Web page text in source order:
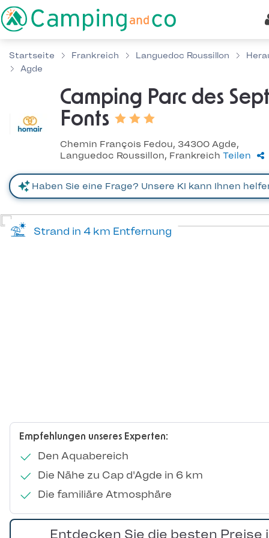
Startseite Frankreich Languedoc Roussillon
Agde
Camping Parc des
Fonts
Chemin François Fedou, 34300 Agde,
Languedoc Roussillon, Frankreich Teilen
Empfehlungen unseres Experten:
Den Aquabereich
Die Nähe zu Cap d'Agde in 6 km
Die familiäre Atmosphäre
Strand in 4 km Entfernung
Entdecken Sie die besten Preise